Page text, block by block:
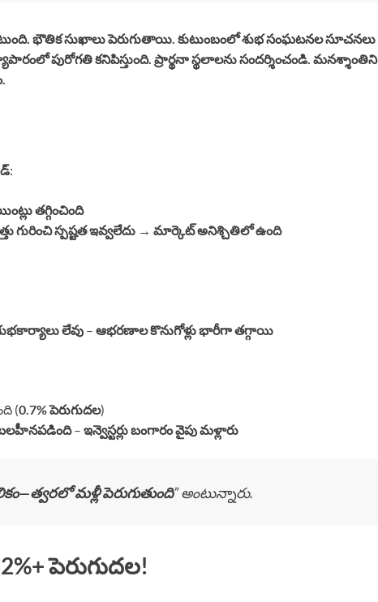
భౌతిక సుఖాలు పెరుగుతాయి. కుటుంబంలో శుభ సంఘటనల సూచనలు
పురోగతి కనిపిస్తుంది. ప్రార్థనా స్థలాలను సందర్శించండి. మనశ్శాంతిని
:
తగ్గించింది
గురించి స్పష్టత ఇవ్వలేదు → మార్కెట్ అనిశ్చితిలో ఉంది
లేవు – ఆభరణాల కొనుగోళ్లు భారీగా తగ్గాయి
(0.7% పెరుగుదల)
బలహీనపడింది– ఇన్వెస్టర్లు బంగారం వైపు మళ్లారు
మళ్లీ పెరుగుతుంది” అంటున్నారు.
పెరుగుదల!